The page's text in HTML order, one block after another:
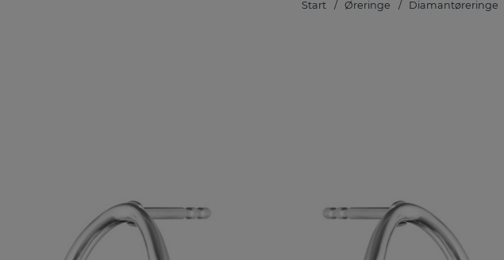
Start Øreringe Diamantøreringe